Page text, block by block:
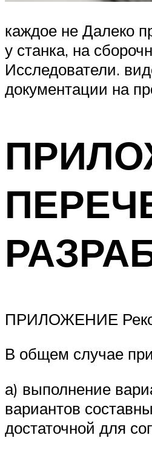
каждое не Далеко
у станка, на
Исследователи.
документации на
ПРИЛОЖЕНИЕ
В общем случае
а) выполнение
вариантов
достаточной для